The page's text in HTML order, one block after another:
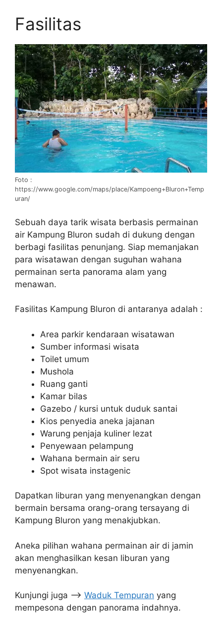
Fasilitas
Foto :
https://www.google.com/maps/place/Kampoeng+Bluron+Temp
uran/
Sebuah daya tarik wisata berbasis permainan
air Kampung Bluron sudah di dukung dengan
berbagi fasilitas penunjang. Siap memanjakan
para wisatawan dengan suguhan wahana
permainan serta panorama alam yang
menawan.
Fasilitas Kampung Bluron di antaranya adalah :
Area parkir kendaraan wisatawan
Sumber informasi wisata
Toilet umum
Mushola
Ruang ganti
Kamar bilas
Gazebo / kursi untuk duduk santai
Kios penyedia aneka jajanan
Warung penjaja kuliner lezat
Penyewaan pelampung
Wahana bermain air seru
Spot wisata instagenic
Dapatkan liburan yang menyenangkan dengan
bermain bersama orang-orang tersayang di
Kampung Bluron yang menakjubkan.
Aneka pilihan wahana permainan air di jamin
akan menghasilkan kesan liburan yang
menyenangkan.
Kunjungi juga –> Waduk Tempuran yang
mempesona dengan panorama indahnya.